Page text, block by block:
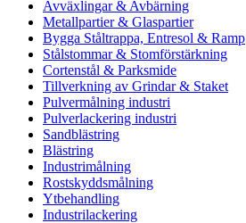
Avväxlingar & Avbärning
Metallpartier & Glaspartier
Bygga Ståltrappa, Entresol & Ramp
Stålstommar & Stomförstärkning
Cortenstål & Parksmide
Tillverkning av Grindar & Staket
Pulvermålning industri
Pulverlackering industri
Sandblästring
Blästring
Industrimålning
Rostskyddsmålning
Ytbehandling
Industrilackering